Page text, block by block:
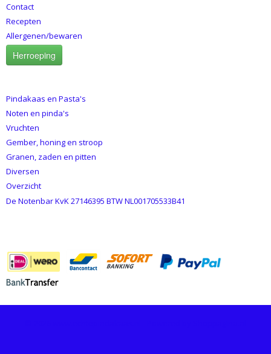
Contact
Recepten
Allergenen/bewaren
Herroeping
Pindakaas en Pasta's
Noten en pinda's
Vruchten
Gember, honing en stroop
Granen, zaden en pitten
Diversen
Overzicht
De Notenbar KvK 27146395 BTW NL001705533B41